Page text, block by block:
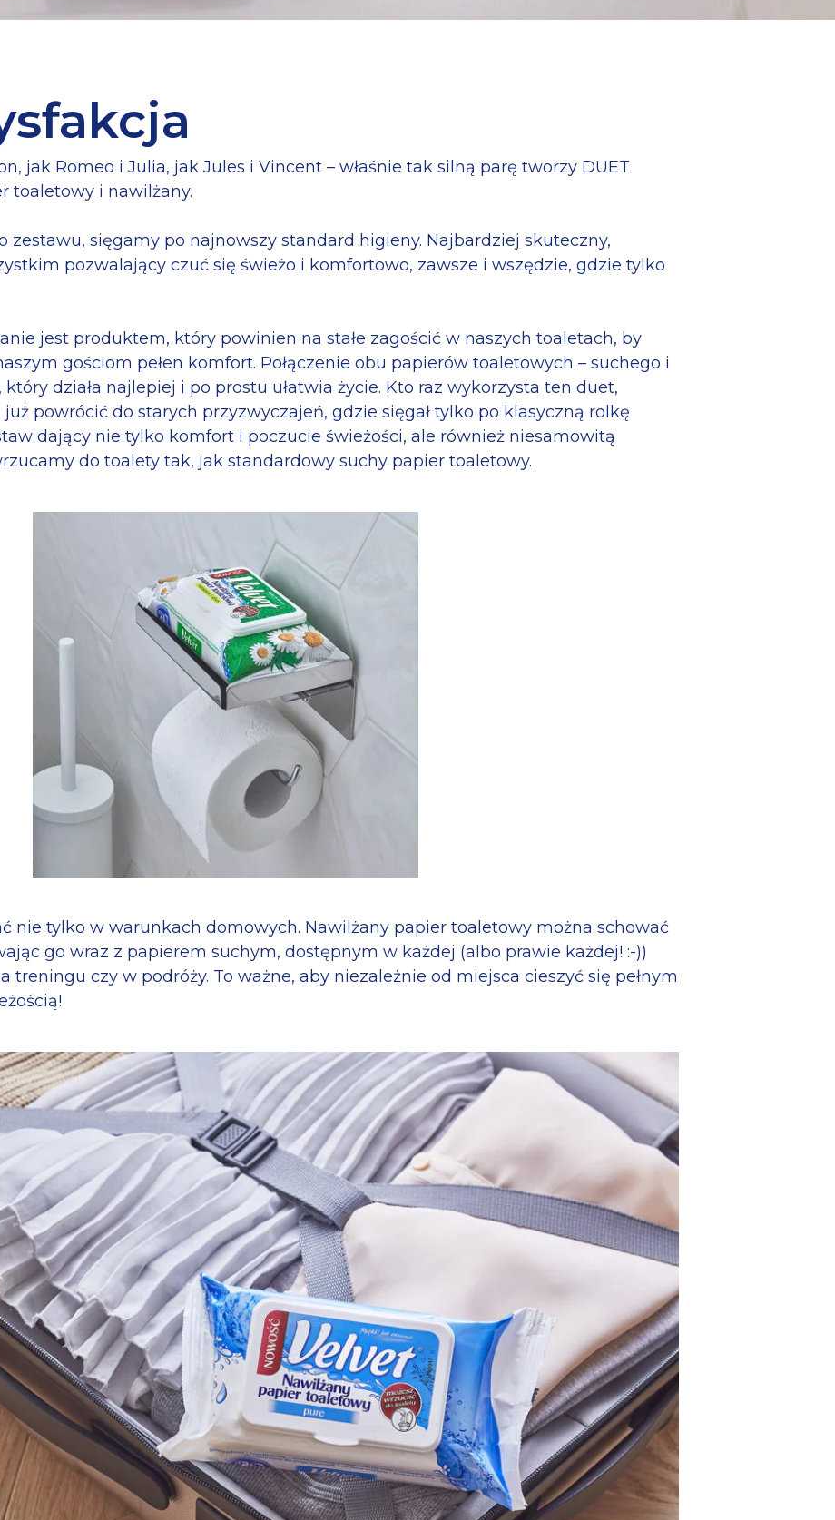
aby zamknąć
jak Romeo i Julia, jak Jules i Vincent – właśnie tak silną parę tworzy DUET
toaletowy i nawilżany.
zestawu, sięgamy po najnowszy standard higieny. Najbardziej skuteczny,
pozwalający czuć się świeżo i komfortowo, zawsze i wszędzie, gdzie tylko
jest produktem, który powinien na stałe zagościć w naszych toaletach, by
gościom pełen komfort. Połączenie obu papierów toaletowych – suchego i
działa najlepiej i po prostu ułatwia życie. Kto raz wykorzysta ten duet,
powrócić do starych przyzwyczajeń, gdzie sięgał tylko po klasyczną rolkę
dający nie tylko komfort i poczucie świeżości, ale również niesamowitą
do toalety tak, jak standardowy suchy papier toaletowy.
nie tylko w warunkach domowych. Nawilżany papier toaletowy można schować
go wraz z papierem suchym, dostępnym w każdej (albo prawie każdej! :-))
treningu czy w podróży. To ważne, aby niezależnie od miejsca cieszyć się pełnym